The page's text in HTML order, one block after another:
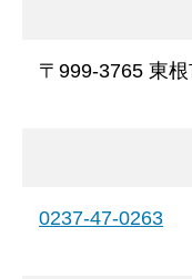
〒999-3765 東
0237-47-0263